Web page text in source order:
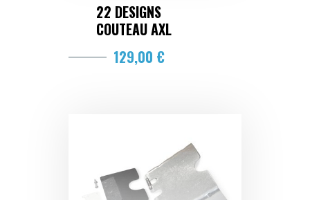
22 DESIGNS
COUTEAU AXL
129,00 €